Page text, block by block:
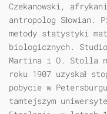
Czekanowski,
antropolog Słowian.
metody statystyki
biologicznych.
Martina i O. Stolla
roku 1907 uzyskał
pobycie w
tamtejszym